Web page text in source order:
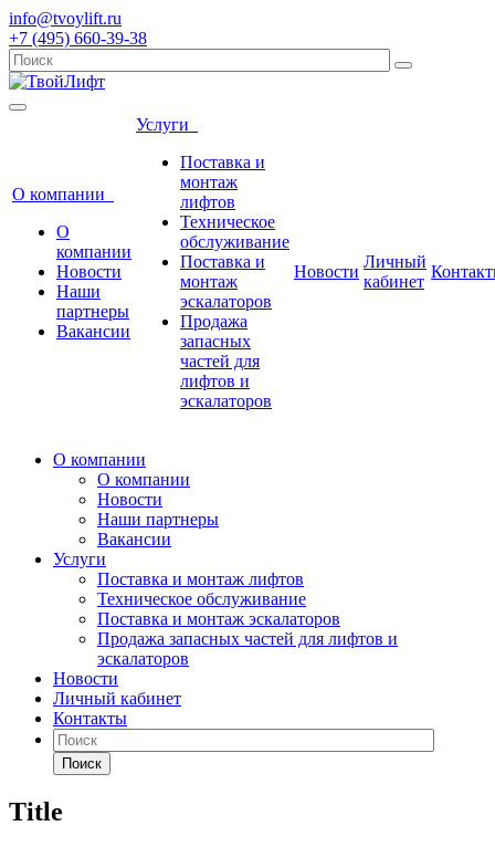
info@tvoylift.ru
+7 (495) 660-39-38
О компании
О
компании
Новости
Наши
партнеры
Вакансии
Услуги
Поставка и
монтаж
лифтов
Техническое
обслуживание
Поставка и
монтаж
эскалаторов
Продажа
запасных
частей для
лифтов и
эскалаторов
Новости
Личный
кабинет
О компании
О компании
Новости
Наши партнеры
Вакансии
Услуги
Поставка и монтаж лифтов
Техническое обслуживание
Поставка и монтаж эскалаторов
Продажа запасных частей для лифтов и
эскалаторов
Новости
Личный кабинет
Контакты
Поиск
Title